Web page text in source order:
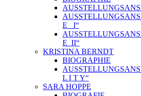
E_ I“
E_II“
KRISTINA BERNDT
BIOGRAPHIE
L I T Y“
SARA HOPPE